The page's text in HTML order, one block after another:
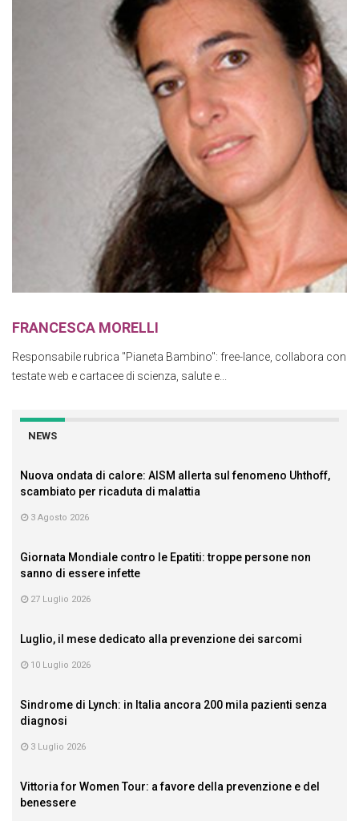
FRANCESCA MORELLI
Responsabile rubrica "Pianeta Bambino": free-lance, collabora con
testate web e cartacee di scienza, salute e...
NEWS
Nuova ondata di calore: AISM allerta sul fenomeno Uhthoff,
scambiato per ricaduta di malattia
3 Agosto 2026
Giornata Mondiale contro le Epatiti: troppe persone non
sanno di essere infette
27 Luglio 2026
Luglio, il mese dedicato alla prevenzione dei sarcomi
10 Luglio 2026
Sindrome di Lynch: in Italia ancora 200 mila pazienti senza
diagnosi
3 Luglio 2026
Vittoria for Women Tour: a favore della prevenzione e del
benessere